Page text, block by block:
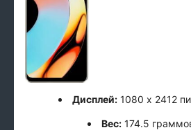
Дисплей:1080 x 2412
Вес: 174.5